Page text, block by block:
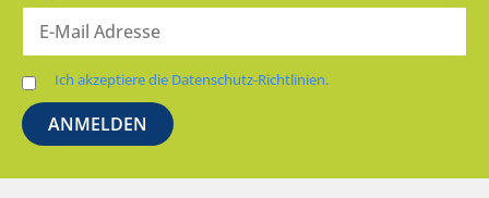
Ich akzeptiere die Datenschutz-Richtlinien.